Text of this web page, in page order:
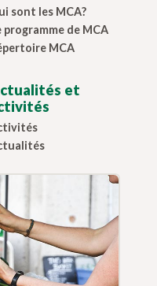
sont les MCA?
programme de MCA
MCA
et